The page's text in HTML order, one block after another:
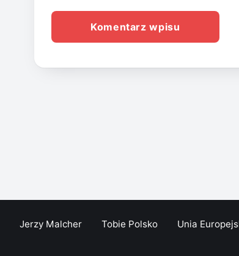
Jerzy Malcher Tobie Polsko Unia